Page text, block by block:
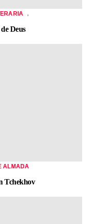
,
Deus
ALMADA
Tchekhov